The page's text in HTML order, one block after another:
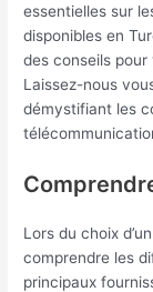
essentielles sur
disponibles en
des conseils
Laissez-nous
démystifiant les
Lors du choix
comprendre les
principaux